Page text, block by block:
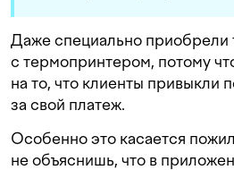
Даже специально приобрели
с термопринтером, потому
на то, что клиенты привыкли
за свой платеж.
Особенно это касается
не объяснишь, что в